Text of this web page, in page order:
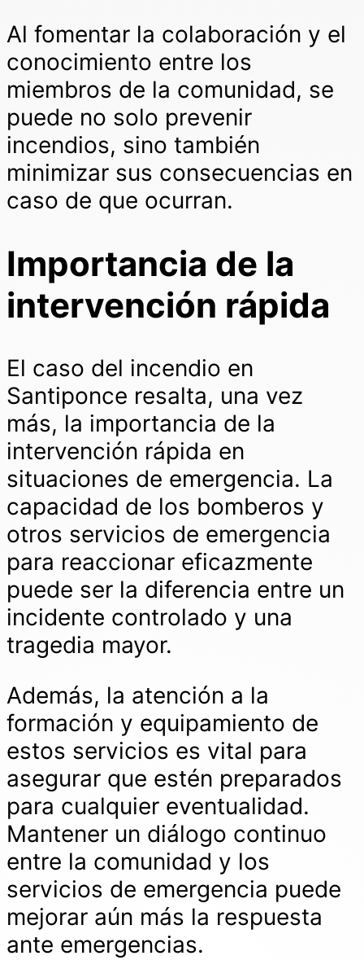
Al fomentar la colaboración y el
conocimiento entre los
miembros de la comunidad, se
puede no solo prevenir
incendios, sino también
minimizar sus consecuencias en
caso de que ocurran.
Importancia de la
intervención rápida
El caso del incendio en
Santiponce resalta, una vez
más, la importancia de la
intervención rápida en
situaciones de emergencia. La
capacidad de los bomberos y
otros servicios de emergencia
para reaccionar eficazmente
puede ser la diferencia entre un
incidente controlado y una
tragedia mayor.
Además, la atención a la
formación y equipamiento de
estos servicios es vital para
asegurar que estén preparados
para cualquier eventualidad.
Mantener un diálogo continuo
entre la comunidad y los
servicios de emergencia puede
mejorar aún más la respuesta
ante emergencias.